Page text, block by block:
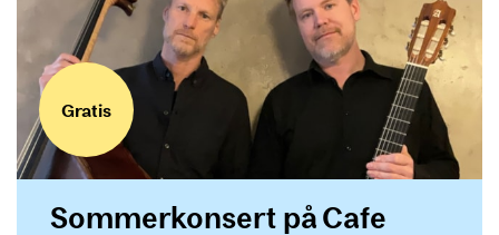
Gratis
Sommerkonsert på Cafe